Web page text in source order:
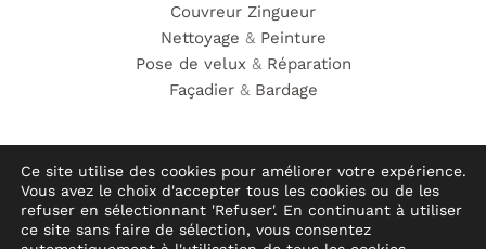
Couvreur Zingueur
Nettoyage & Peinture
Pose de velux& Réparation
Façadier& Bardage
© Hauméa Digital | Tous droits réservés
Ce site utilise des cookies pour améliorer votre expérience.
Vous avez le choix d'accepter tous les cookies ou de les
refuser en sélectionnant 'Refuser'. En continuant à utiliser
ce site sans faire de sélection, vous consentez